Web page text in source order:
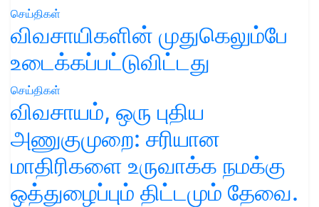
செய்திகள்
விவசாயிகளின் முதுகெலும்பே
உடைக்கப்பட்டுவிட்டது
செய்திகள்
விவசாயம், ஒரு புதிய
அணுகுமுறை: சரியான
மாதிரிகளை உருவாக்க நமக்கு
ஒத்துழைப்பும் திட்டமும் தேவை.